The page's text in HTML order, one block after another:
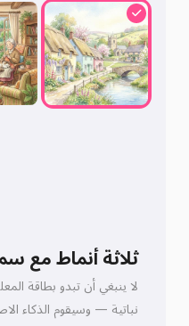
ثلاثة أنماط مع
لا ينبغي أن تبدو بطاقة
نباتية — وسيقوم الذكاء